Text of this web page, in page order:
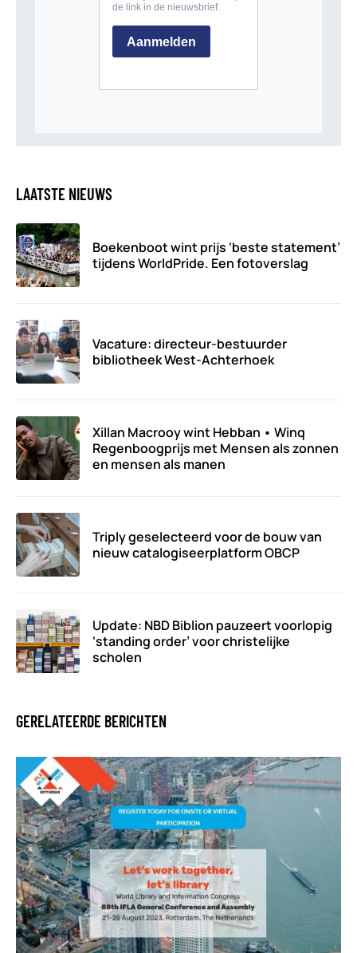
LAATSTE NIEUWS
Boekenboot wint prijs ‘beste statement’
tijdens WorldPride. Een fotoverslag
Vacature: directeur-bestuurder
bibliotheek West-Achterhoek
Xillan Macrooy wint Hebban • Winq
Regenboogprijs met Mensen als zonnen
en mensen als manen
Triply geselecteerd voor de bouw van
nieuw catalogiseerplatform OBCP
Update: NBD Biblion pauzeert voorlopig
‘standing order’ voor christelijke
scholen
GERELATEERDE BERICHTEN